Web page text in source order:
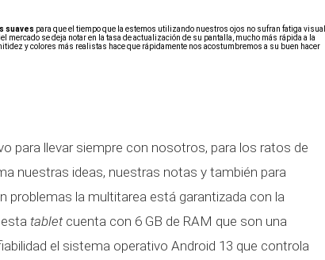
suaves para que el tiempo que la estemos utilizando nuestros ojos no sufran fatiga visual.
mercado se deja notar en la tasa de actualización de su pantalla, mucho más rápida a la
y colores más realistas hace que rápidamente nos acostumbremos a su buen hacer
para llevar siempre con nosotros, para los ratos de
nuestras ideas, nuestras notas y también para
problemas la multitarea está garantizada con la
tabletcuenta con 6 GB de RAM que son una
el sistema operativo Android 13 que controla